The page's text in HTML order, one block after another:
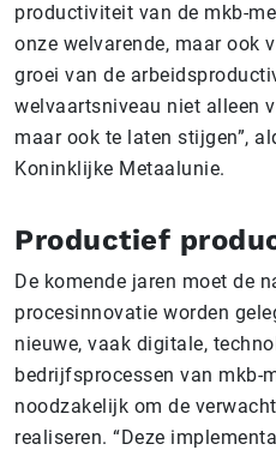
productiviteit van de mkb-
onze welvarende, maar ook
groei van de
welvaartsniveau niet alleen
maar ook te laten stijgen”,
Koninklijke Metaalunie.
Productief
De komende jaren moet de
procesinnovatie worden
nieuwe, vaak digitale,
bedrijfsprocessen van mkb-
noodzakelijk om de
realiseren. “Deze